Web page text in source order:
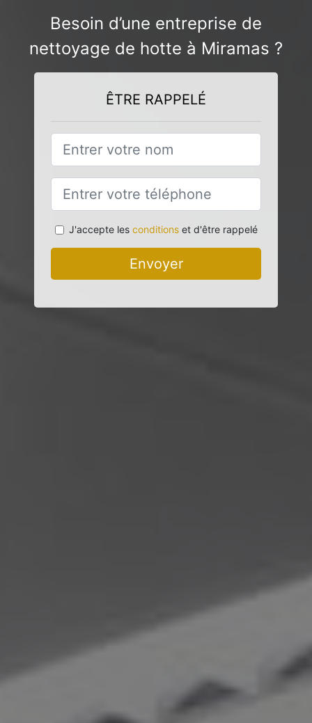
Besoin d’une entreprise de
nettoyage de hotte à Miramas ?
ÊTRE RAPPELÉ
J'accepte les conditionset d'être rappelé
Envoyer